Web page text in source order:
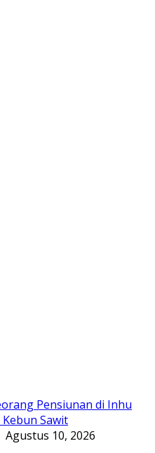
Agustus 10, 2026